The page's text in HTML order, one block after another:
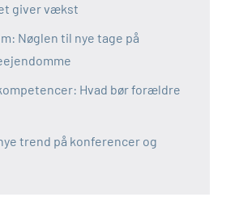
giver vækst
Nøglen til nye tage på
Hvad bør forældre
trend på konferencer og